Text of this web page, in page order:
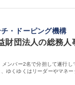
学ツアー事業 ※入社後
定める業務 募集職種 【都庁グル
業月平均9時間未満／有
験できます。 ■様々な
に設置された照明を兼
ど、事業収益を生み出す
・ドーピング機構
財団法人の総務人
ンバー2名で分担して遂行し
ゆくゆくはリーダーやマネー
。